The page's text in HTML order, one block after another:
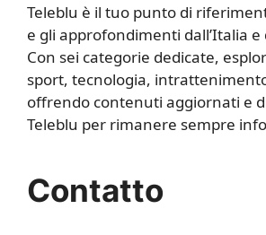
Teleblu è il tuo punto di
e gli approfondimenti dall’Italia
Con sei categorie dedicate,
sport, tecnologia,
offrendo contenuti aggiornati e
Teleblu per rimanere sempre
Contatto